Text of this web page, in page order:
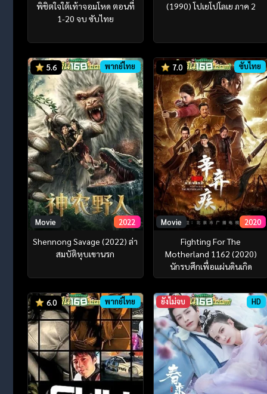
พิชิตใจใต้เท้าจอมโหด ตอนที่
1-20 จบ ซับไทย
(1990) โปเยโปโลเย ภาค 2
5.6 พากย์ไทย
Movie 2022
Shennong Savage (2022) ล่า
สมบัติหุบเขานรก
7.0 ซับไทย
Movie 2020
Fighting For The
Motherland 1162 (2020)
นักรบศึกเพื่อแผ่นดินเกิด
6.0 พากย์ไทย ยังไม่จบ HD